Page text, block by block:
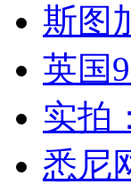
安徽一实载
走！跟着总
斯图
英国
实拍
悉尼